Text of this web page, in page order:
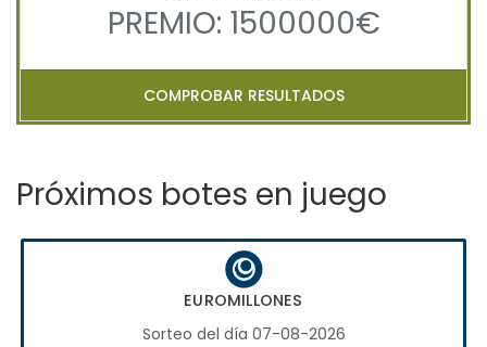
PREMIO: 1500000€
COMPROBAR RESULTADOS
Próximos botes en juego
EUROMILLONES
Sorteo del día 07-08-2026